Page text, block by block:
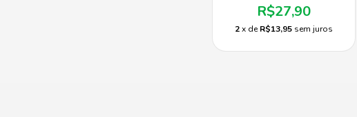
Profissional - Fechador de
Caixas
R$27,90
2 x deR$13,95 sem juros